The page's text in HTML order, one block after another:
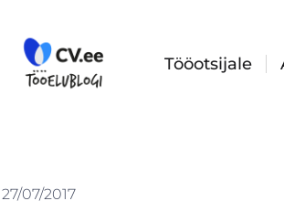
content
Tööotsijale
27/07/2017